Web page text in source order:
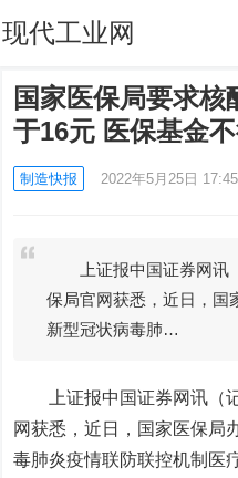
现代工业网
国家医保局要求
于16元 医保基金
制造快报 2022年5月25日 17:45
上证报中国证券网讯
保局官网获悉，近日，国
新型冠状病毒肺…
上证报中国证券网讯（记
网获悉，近日，国家医保局
毒肺炎疫情联防联控机制医